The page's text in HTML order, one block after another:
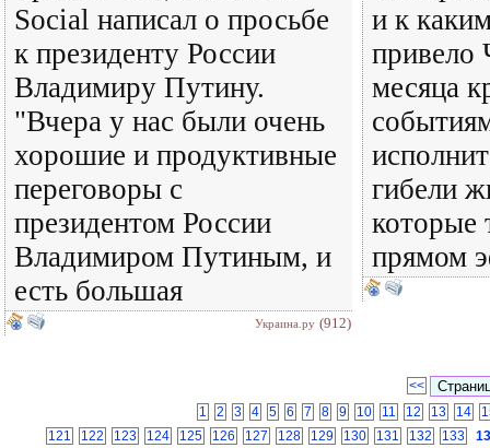
Social написал о просьбе
к президенту России
Владимиру Путину.
"Вчера у нас были очень
хорошие и продуктивные
переговоры с
президентом России
Владимиром Путиным, и
есть большая
Украина.ру (912)
и к
привело
месяца
гибели
которые
прямом
<<
1
2 3 4 5 6 7 8 9 10 11 12 13 14
121
122 123 124 125 126 127 128 129 130 131 132 133